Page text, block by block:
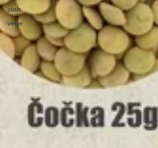
steh
vege